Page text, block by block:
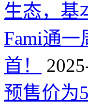
生态，基
Fami通
首！
预售价为